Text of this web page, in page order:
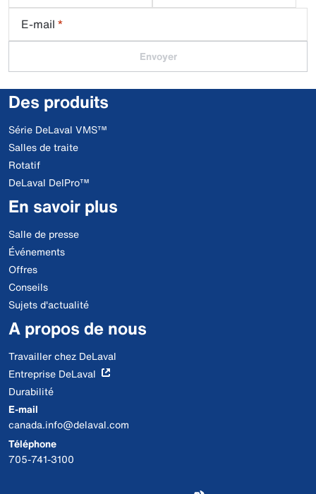
E-mail *
Envoyer
Des produits
Série DeLaval VMS™
Salles de traite
Rotatif
DeLaval DelPro™
En savoir plus
Salle de presse
Événements
Offres
Conseils
Sujets d'actualité
A propos de nous
Travailler chez DeLaval
Entreprise DeLaval
Durabilité
E-mail
canada.info@delaval.com
Téléphone
705-741-3100